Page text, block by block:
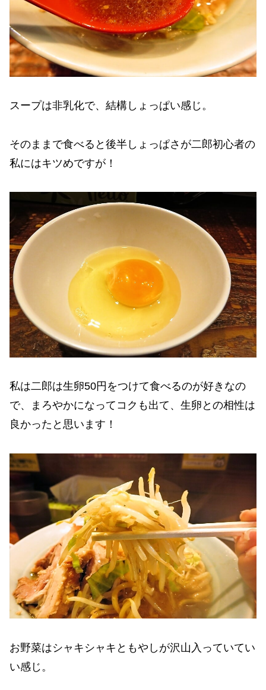
スープは非乳化で、結構しょっぱい感じ。
そのままで食べると後半しょっぱさが二郎初心者の
私にはキツめですが！
私は二郎は生卵50円をつけて食べるのが好きなの
で、まろやかになってコクも出て、生卵との相性は
良かったと思います！
お野菜はシャキシャキともやしが沢山入っていてい
い感じ。